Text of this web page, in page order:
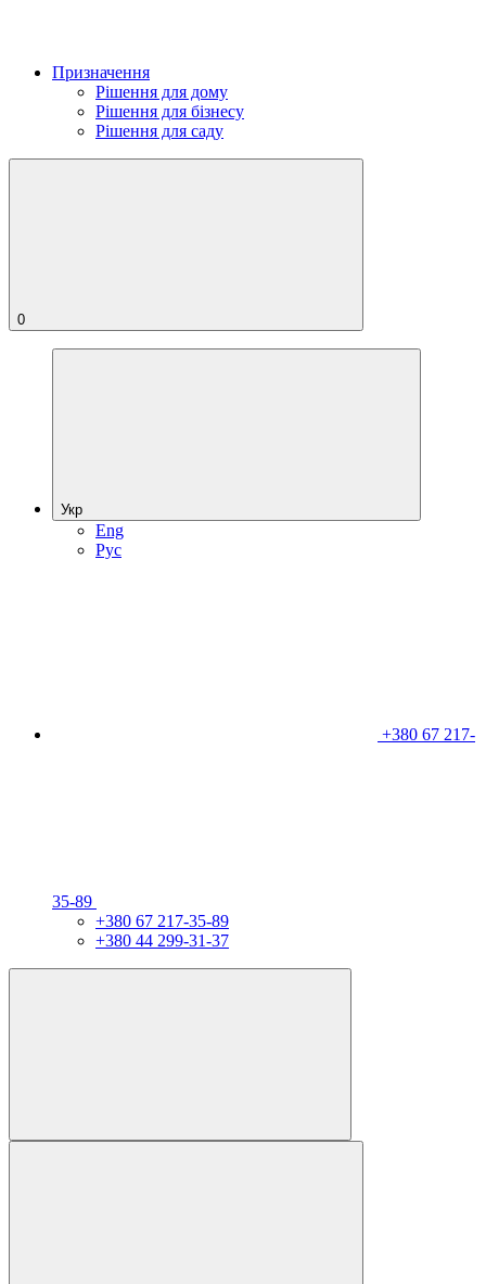
Призначення
Рішення для дому
Рішення для бізнесу
Рішення для саду
0
Укр
Eng
Рус
+380 67 217-
35-89
+380 67 217-35-89
+380 44 299-31-37